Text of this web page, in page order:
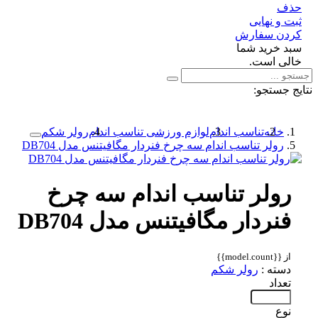
و نهایی
سفارش
خرید شما
است.
جستجو:
خانهتناسب انداملوازم ورزشی تناسب اندامرولر شکم
رولر تناسب اندام سه چرخ فنردار مگافیتنس مدل DB704
رولر تناسب اندام سه چرخ
فنردار مگافیتنس مدل DB704
دسته :رولر شکم